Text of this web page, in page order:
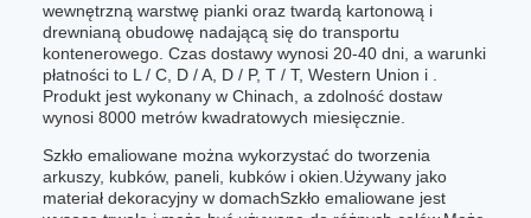
wewnętrzną warstwę pianki oraz twardą kartonową i
drewnianą obudowę nadającą się do transportu
kontenerowego. Czas dostawy wynosi 20-40 dni, a warunki
płatności to L / C, D / A, D / P, T / T, Western Union i .
Produkt jest wykonany w Chinach, a zdolność dostaw
wynosi 8000 metrów kwadratowych miesięcznie.
Szkło emaliowane można wykorzystać do tworzenia
arkuszy, kubków, paneli, kubków i okien.Używany jako
materiał dekoracyjny w domachSzkło emaliowane jest